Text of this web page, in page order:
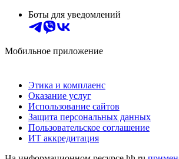
Боты для уведомлений
Мобильное приложение
Этика и комплаенс
Оказание услуг
Использование сайтов
Защита персональных данных
Пользовательское соглашение
ИТ аккредитация